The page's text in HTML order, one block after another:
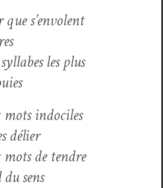
que s’envolent
les plus
indociles
délier
de ten­dre
sens